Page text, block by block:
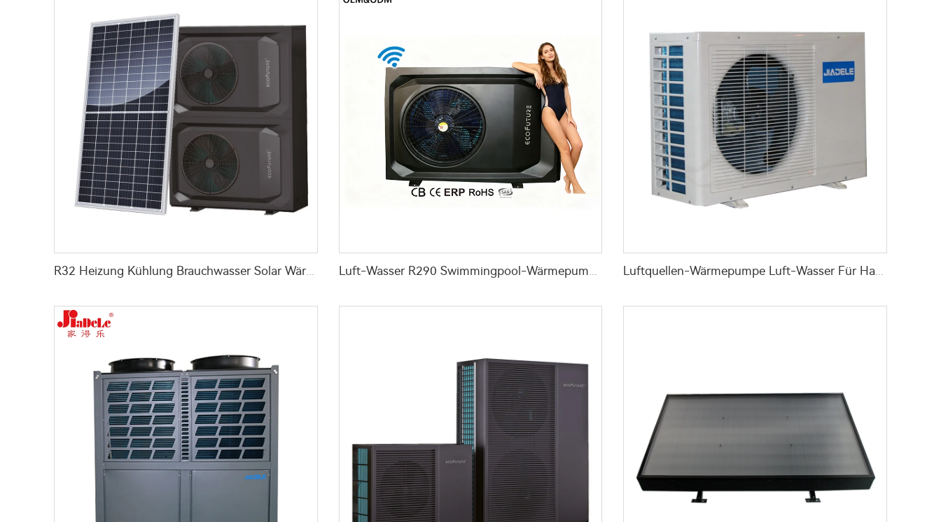
R32 Heizung Kühlung Brauchwasser Solar Wärmepumpe Luftquelle Luft-Wasser R290 Swimmingpool-Wärmepumpe Wasserheizung Luftquellen-Wärmepumpe Luft-Wasser Für Haus